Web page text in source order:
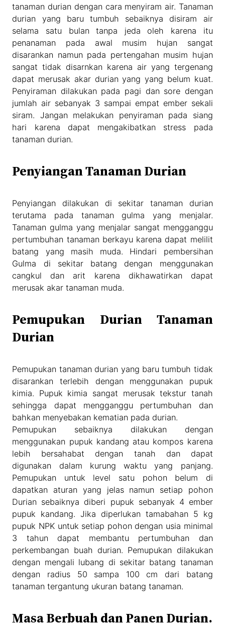
tanaman durian dengan cara menyiram air. Tanaman
durian yang baru tumbuh sebaiknya disiram air
selama satu bulan tanpa jeda oleh karena itu
penanaman pada awal musim hujan sangat
disarankan namun pada pertengahan musim hujan
sangat tidak disarnkan karena air yang tergenang
dapat merusak akar durian yang yang belum kuat.
Penyiraman dilakukan pada pagi dan sore dengan
jumlah air sebanyak 3 sampai empat ember sekali
siram. Jangan melakukan penyiraman pada siang
hari karena dapat mengakibatkan stress pada
tanaman durian.
Penyiangan Tanaman Durian
Penyiangan dilakukan di sekitar tanaman durian
terutama pada tanaman gulma yang menjalar.
Tanaman gulma yang menjalar sangat mengganggu
pertumbuhan tanaman berkayu karena dapat melilit
batang yang masih muda. Hindari pembersihan
Gulma di sekitar batang dengan menggunakan
cangkul dan arit karena dikhawatirkan dapat
merusak akar tanaman muda.
Pemupukan Durian Tanaman
Durian
Pemupukan tanaman durian yang baru tumbuh tidak
disarankan terlebih dengan menggunakan pupuk
kimia. Pupuk kimia sangat merusak tekstur tanah
sehingga dapat mengganggu pertumbuhan dan
bahkan menyebakan kematian pada durian.
Pemupukan sebaiknya dilakukan dengan
menggunakan pupuk kandang atau kompos karena
lebih bersahabat dengan tanah dan dapat
digunakan dalam kurung waktu yang panjang.
Pemupukan untuk level satu pohon belum di
dapatkan aturan yang jelas namun setiap pohon
Durian sebaiknya diberi pupuk sebanyak 4 ember
pupuk kandang. Jika diperlukan tamabahan 5 kg
pupuk NPK untuk setiap pohon dengan usia minimal
3 tahun dapat membantu pertumbuhan dan
perkembangan buah durian. Pemupukan dilakukan
dengan mengali lubang di sekitar batang tanaman
dengan radius 50 sampa 100 cm dari batang
tanaman tergantung ukuran batang tanaman.
Masa Berbuah dan Panen Durian.